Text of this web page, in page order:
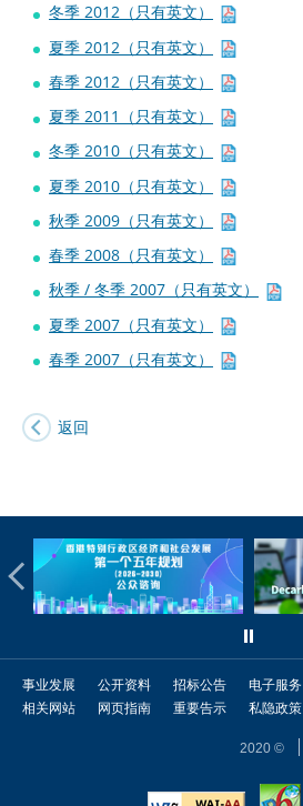
冬季 2012（只有英文）
夏季 2012（只有英文）
春季 2012（只有英文）
夏季 2011（只有英文）
冬季 2010（只有英文）
夏季 2010（只有英文）
秋季 2009（只有英文）
春季 2008（只有英文）
秋季 / 冬季 2007（只有英文）
夏季 2007（只有英文）
春季 2007（只有英文）
返回
事业发展 公开资料 招标公告 电子服务
相关网站
网页指南 重要告示 私隐政策
2020 ©